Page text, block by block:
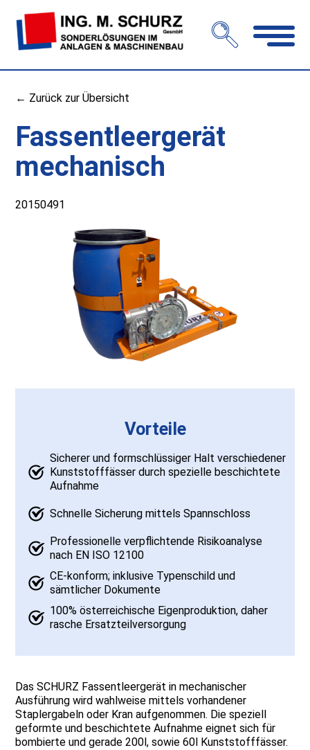
← Zurück zur Übersicht
Fassentleergerät
mechanisch
20150491
Vorteile
Sicherer und formschlüssiger Halt verschiedener
Kunststofffässer durch spezielle beschichtete
Aufnahme
Schnelle Sicherung mittels Spannschloss
Professionelle verpflichtende Risikoanalyse
nach EN ISO 12100
CE-konform; inklusive Typenschild und
sämtlicher Dokumente
100% österreichische Eigenproduktion, daher
rasche Ersatzteilversorgung
Das SCHURZ Fassentleergerät in mechanischer
Ausführung wird wahlweise mittels vorhandener
Staplergabeln oder Kran aufgenommen. Die speziell
geformte und beschichtete Aufnahme eignet sich für
bombierte und gerade 200l, sowie 60l Kunststofffässer.